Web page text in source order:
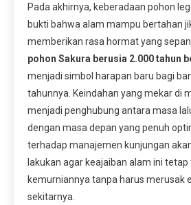
Pada akhirnya, keberadaan pohon
bukti bahwa alam mampu bertahan
memberikan rasa hormat yang
pohon Sakura berusia 2.000 tahun
menjadi simbol harapan baru bagi
tahunnya. Keindahan yang mekar di
menjadi penghubung antara masa
dengan masa depan yang penuh
terhadap manajemen kunjungan
lakukan agar keajaiban alam ini tetap
kemurniannya tanpa harus merusak
sekitarnya.